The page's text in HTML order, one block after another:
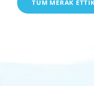
TÜM MERAK